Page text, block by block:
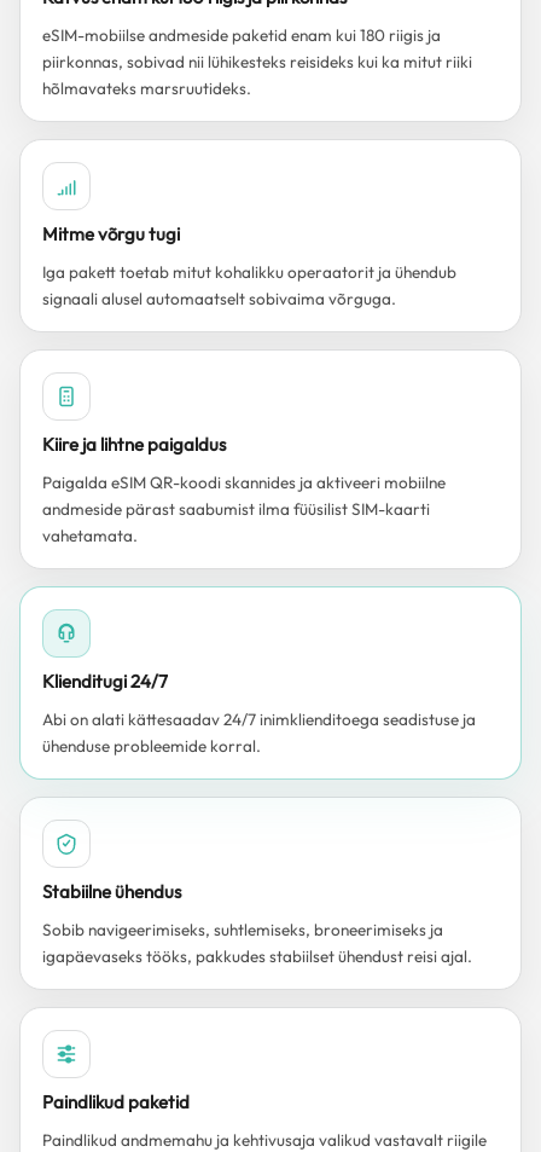
eSIM-mobiilse andmeside paketid enam kui 180 riigis ja
piirkonnas, sobivad nii lühikesteks reisideks kui ka mitut riiki
hõlmavateks marsruutideks.
Mitme võrgu tugi
Iga pakett toetab mitut kohalikku operaatorit ja ühendub
signaali alusel automaatselt sobivaima võrguga.
Kiire ja lihtne paigaldus
Paigalda eSIM QR-koodi skannides ja aktiveeri mobiilne
andmeside pärast saabumist ilma füüsilist SIM-kaarti
vahetamata.
Klienditugi 24/7
Abi on alati kättesaadav 24/7 inimklienditoega seadistuse ja
ühenduse probleemide korral.
Stabiilne ühendus
Sobib navigeerimiseks, suhtlemiseks, broneerimiseks ja
igapäevaseks tööks, pakkudes stabiilset ühendust reisi ajal.
Paindlikud paketid
Paindlikud andmemahu ja kehtivusaja valikud vastavalt riigile